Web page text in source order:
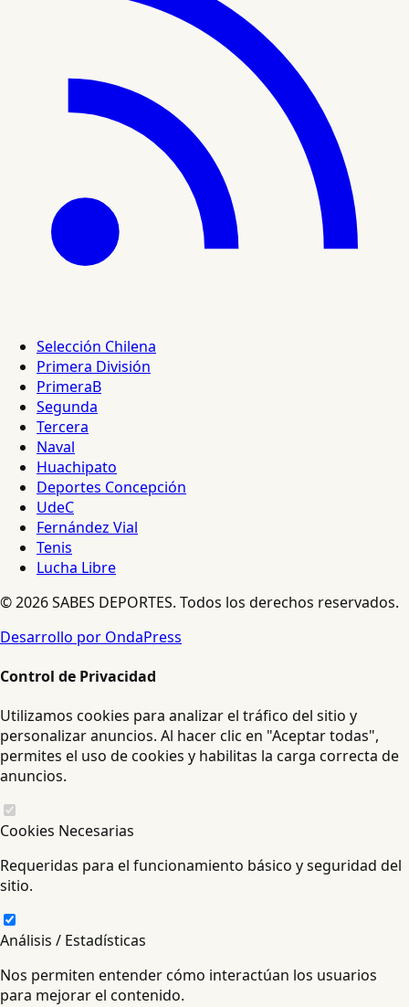
Selección Chilena
Primera División
PrimeraB
Segunda
Tercera
Naval
Huachipato
Deportes Concepción
UdeC
Fernández Vial
Tenis
Lucha Libre
© 2026 SABES DEPORTES. Todos los derechos reservados.
Desarrollo por OndaPress
Control de Privacidad
Utilizamos cookies para analizar el tráfico del sitio y
personalizar anuncios. Al hacer clic en "Aceptar todas",
permites el uso de cookies y habilitas la carga correcta de
anuncios.
Cookies Necesarias
Requeridas para el funcionamiento básico y seguridad del
sitio.
Análisis / Estadísticas
Nos permiten entender cómo interactúan los usuarios
para mejorar el contenido.